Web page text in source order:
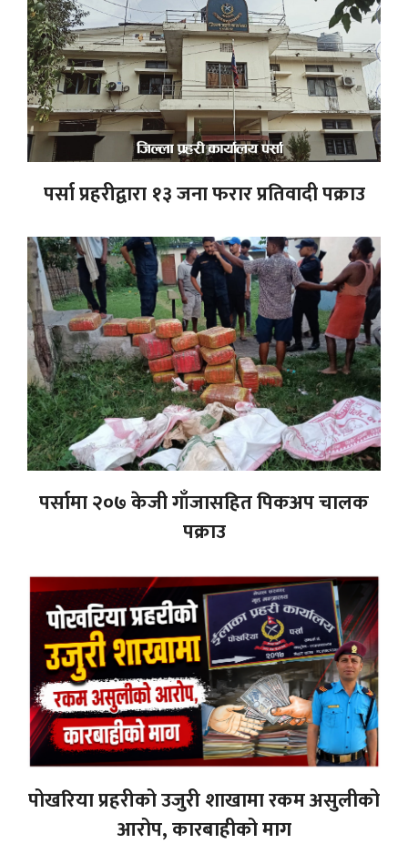
पर्सा प्रहरीद्वारा १३ जना फरार प्रतिवादी पक्राउ
पर्सामा २०७ केजी गाँजासहित पिकअप चालक
पक्राउ
पोखरिया प्रहरीको उजुरी शाखामा रकम असुलीको
आरोप, कारबाहीको माग